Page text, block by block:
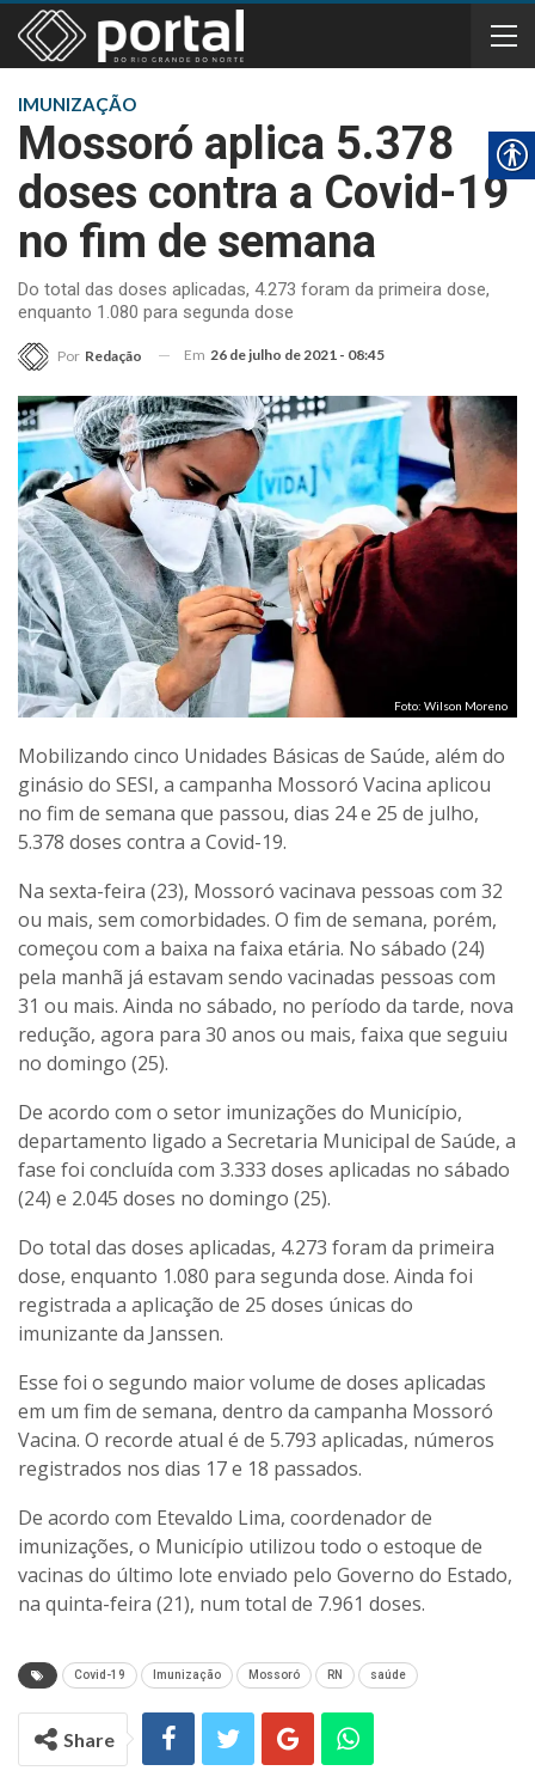
IMUNIZAÇÃO
Mossoró aplica 5.378
doses contra a Covid-19
no fim de semana
Do total das doses aplicadas, 4.273 foram da primeira dose,
enquanto 1.080 para segunda dose
Por Redação Em 26 de julho de 2021 - 08:45
Foto: Wilson Moreno
Mobilizando cinco Unidades Básicas de Saúde, além do
ginásio do SESI, a campanha Mossoró Vacina aplicou
no fim de semana que passou, dias 24 e 25 de julho,
5.378 doses contra a Covid-19.
Na sexta-feira (23), Mossoró vacinava pessoas com 32
ou mais, sem comorbidades. O fim de semana, porém,
começou com a baixa na faixa etária. No sábado (24)
pela manhã já estavam sendo vacinadas pessoas com
31 ou mais. Ainda no sábado, no período da tarde, nova
redução, agora para 30 anos ou mais, faixa que seguiu
no domingo (25).
De acordo com o setor imunizações do Município,
departamento ligado a Secretaria Municipal de Saúde, a
fase foi concluída com 3.333 doses aplicadas no sábado
(24) e 2.045 doses no domingo (25).
Do total das doses aplicadas, 4.273 foram da primeira
dose, enquanto 1.080 para segunda dose. Ainda foi
registrada a aplicação de 25 doses únicas do
imunizante da Janssen.
Esse foi o segundo maior volume de doses aplicadas
em um fim de semana, dentro da campanha Mossoró
Vacina. O recorde atual é de 5.793 aplicadas, números
registrados nos dias 17 e 18 passados.
De acordo com Etevaldo Lima, coordenador de
imunizações, o Município utilizou todo o estoque de
vacinas do último lote enviado pelo Governo do Estado,
na quinta-feira (21), num total de 7.961 doses.
Covid-19 Imunização Mossoró RN saúde
Share